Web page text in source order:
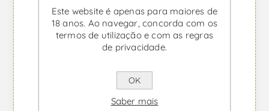
Este website é apenas para maiores de
18 anos. Ao navegar, concorda com os
termos de utilização e com as regras
de privacidade.
OK
Saber mais